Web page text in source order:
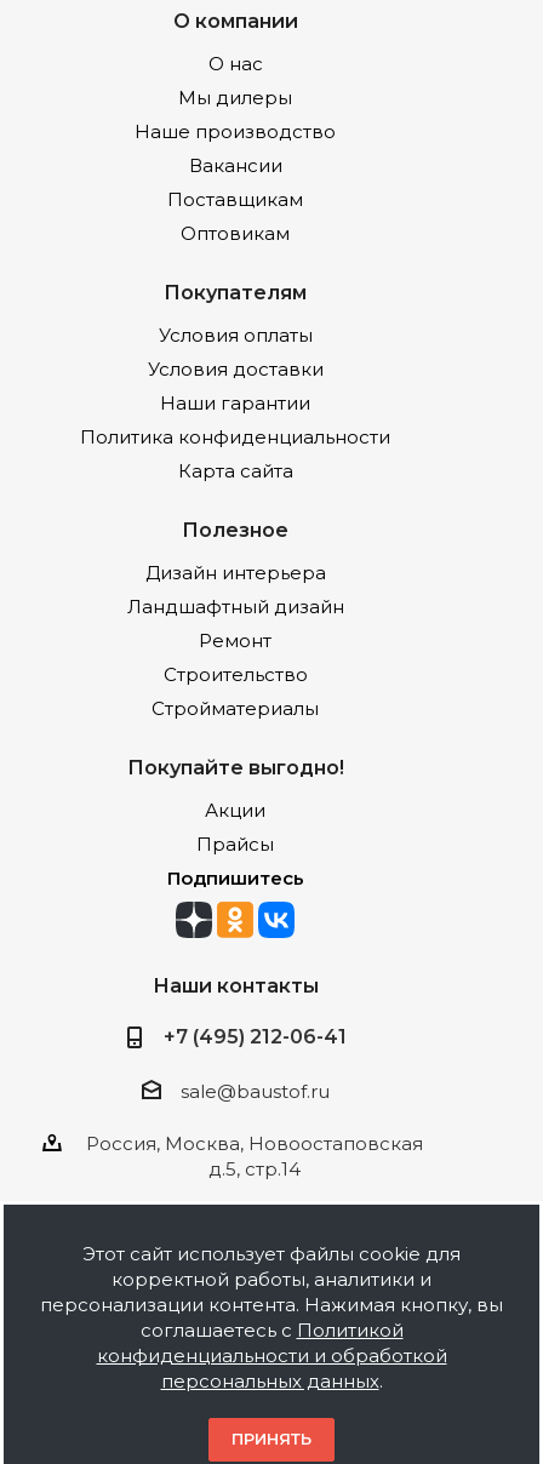
О компании
О нас
Мы дилеры
Наше производство
Вакансии
Поставщикам
Оптовикам
Покупателям
Условия оплаты
Условия доставки
Наши гарантии
Политика конфиденциальности
Карта сайта
Полезное
Дизайн интерьера
Ландшафтный дизайн
Ремонт
Строительство
Стройматериалы
Покупайте выгодно!
Акции
Прайсы
Подпишитесь
Наши контакты
+7 (495) 212-06-41
sale@baustof.ru
Россия, Москва, Новоостаповская
д.5, стр.14
2026 © ООО Баустов. Собственное
производство лакокрасочной продукции,
оптовая и розничная продажа строительных
материалов, комплектация объектов под ключ.
Информация на сайте носит ознакомительный
характер и не является публичной офертой.
Этот сайт использует файлы cookie для
корректной работы, аналитики и
персонализации контента. Нажимая кнопку, вы
соглашаетесь с Политикой
конфиденциальности и обработкой
персональных данных.
ПРИНЯТЬ